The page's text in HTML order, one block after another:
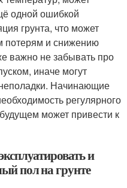
одной ошибкой
грунта, что может
потерям и снижению
важно не забывать про
иначе могут
неполадки. Начинающие
регулярного
может привести к
и
пол на грунте